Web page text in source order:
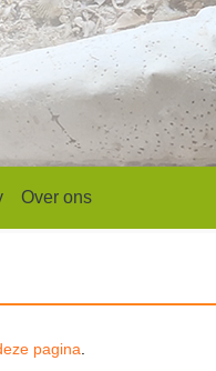
Over ons
pagina